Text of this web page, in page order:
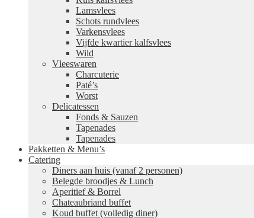
Lamsvlees
Schots rundvlees
Varkensvlees
Vijfde kwartier kalfsvlees
Wild
Vleeswaren
Charcuterie
Paté’s
Worst
Delicatessen
Fonds & Sauzen
Tapenades
Tapenades
Pakketten & Menu’s
Catering
Diners aan huis (vanaf 2 personen)
Belegde broodjes & Lunch
Aperitief & Borrel
Chateaubriand buffet
Koud buffet (volledig diner)